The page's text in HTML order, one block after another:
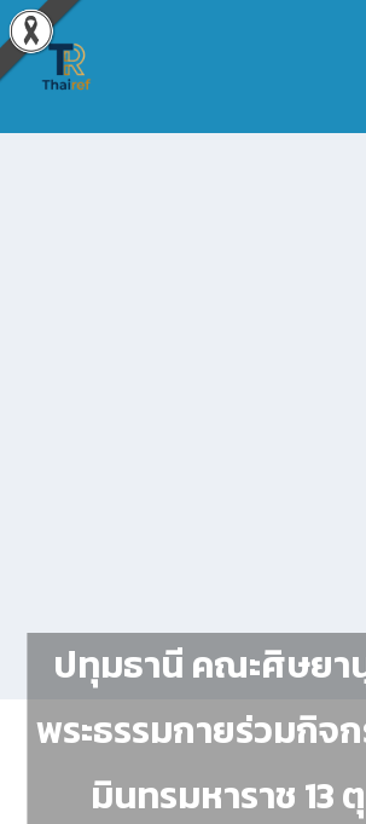
ปทุมธานี คณะศิษย
พระธรรมกายร่วมกิจ
มินทรมหาราช 13